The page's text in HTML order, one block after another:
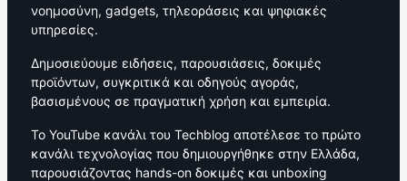
νοημοσύνη, gadgets, τηλεοράσεις και ψηφιακές
υπηρεσίες.
Δημοσιεύουμε ειδήσεις, παρουσιάσεις, δοκιμές
προϊόντων, συγκριτικά και οδηγούς αγοράς,
βασισμένους σε πραγματική χρήση και εμπειρία.
Το YouTube κανάλι του Techblog αποτέλεσε το πρώτο
κανάλι τεχνολογίας που δημιουργήθηκε στην Ελλάδα,
παρουσιάζοντας hands-on δοκιμές και unboxing